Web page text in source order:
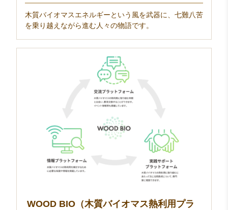
木質バイオマスエネルギーという風を武器に、七難八苦
を乗り越えながら進む人々の物語です。
WOOD BIO（木質バイオマス熱利用プラ